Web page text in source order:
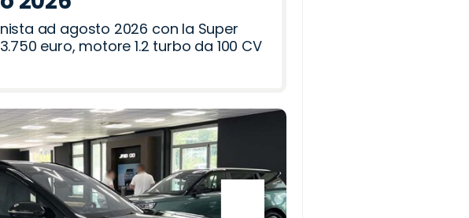
ad agosto 2026 con la Super
euro, motore 1.2 turbo da 100 CV